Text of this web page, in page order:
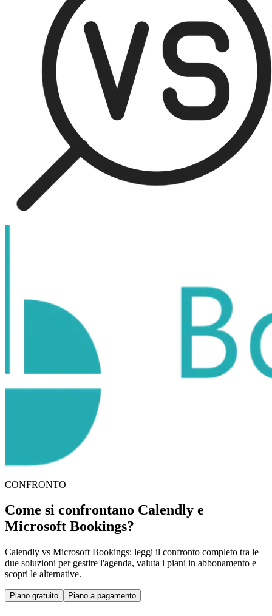
CONFRONTO
Come si confrontano Calendly e
Microsoft Bookings?
Calendly vs Microsoft Bookings: leggi il confronto completo tra le
due soluzioni per gestire l'agenda, valuta i piani in abbonamento e
scopri le alternative.
Piano gratuito Piano a pagamento